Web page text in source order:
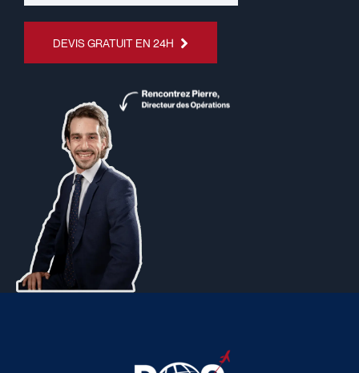
DEVIS GRATUIT EN 24H